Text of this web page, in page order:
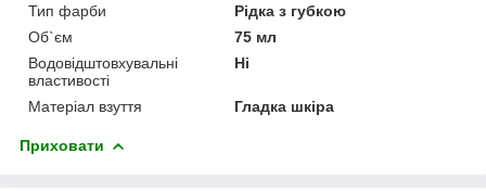
Тип фарби
Рідка з губкою
Об`єм
75 мл
Водовідштовхувальні
властивості
Ні
Матеріал взуття Гладка шкіра
Приховати